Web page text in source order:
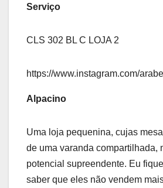
Serviço
CLS 302 BL C LOJA 2
https://www.instagram.com/
Alpacino
Uma loja pequenina, cujas
de uma varanda compartilhada,
potencial supreendente. Eu
saber que eles não vendem